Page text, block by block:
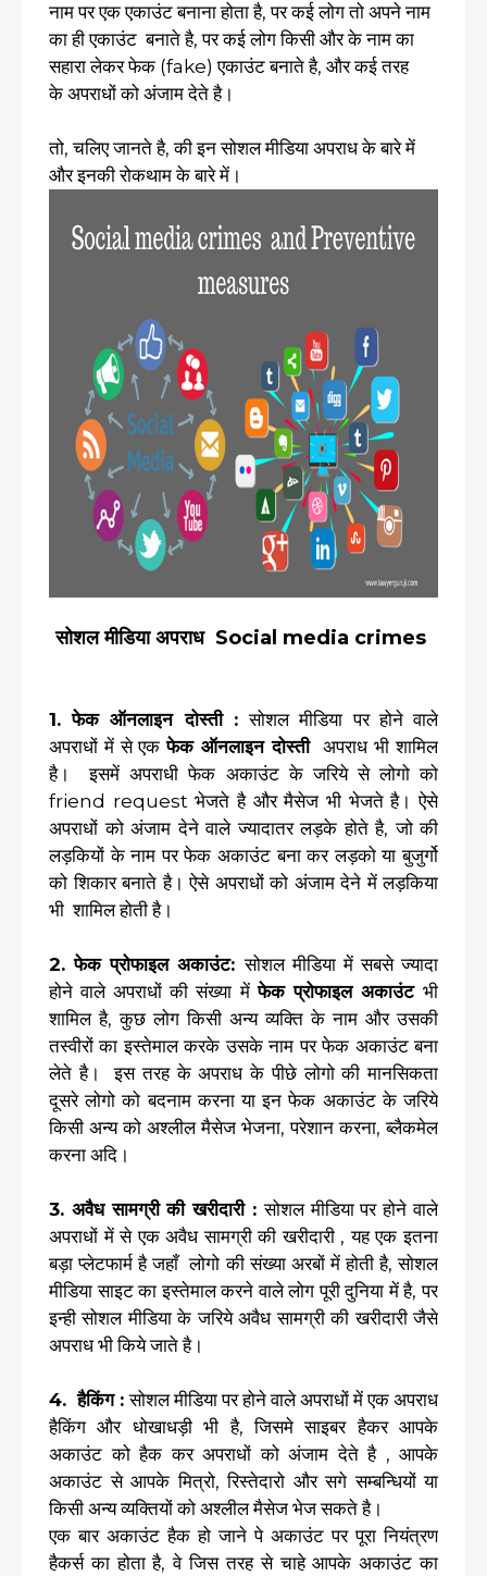
नाम पर एक एकाउंट बनाना होता है, पर कई लोग तो अपने नाम
का ही एकाउंट बनाते है, पर कई लोग किसी और के नाम का
सहारा लेकर फेक (fake) एकाउंट बनाते है, और कई तरह
के अपराधों को अंजाम देते है।
तो, चलिए जानते है, की इन सोशल मीडिया अपराध के बारे में
और इनकी रोकथाम के बारे में।
सोशल मीडिया अपराध Social media crimes
1. फेक ऑनलाइन दोस्ती :सोशल मीडिया पर होने वाले
अपराधों में से एकफेक ऑनलाइन दोस्ती अपराध भी शामिल
है। इसमें अपराधी फेक अकाउंट के जरिये से लोगो को
friend request भेजते है और मैसेज भी भेजते है। ऐसे
अपराधों को अंजाम देने वाले ज्यादातर लड़के होते है, जो की
लड़कियों के नाम पर फेक अकाउंट बना कर लड़को या बुजुर्गो
को शिकार बनाते है। ऐसे अपराधों को अंजाम देने में लड़किया
भी शामिल होती है।
2. फेक प्रोफाइल अकाउंट:सोशल मीडिया में सबसे ज्यादा
होने वाले अपराधों की संख्या मेंफेक प्रोफाइल अकाउंटभी
शामिल है, कुछ लोग किसी अन्य व्यक्ति के नाम और उसकी
तस्वीरों का इस्तेमाल करके उसके नाम पर फेक अकाउंट बना
लेते है। इस तरह के अपराध के पीछे लोगो की मानसिकता
दूसरे लोगो को बदनाम करना या इन फेक अकाउंट के जरिये
किसी अन्य को अश्लील मैसेज भेजना, परेशान करना, ब्लैकमेल
करना अदि।
3. अवैध सामग्री की खरीदारी :सोशल मीडिया पर होने वाले
अपराधों में से एक अवैध सामग्री की खरीदारी , यह एक इतना
बड़ा प्लेटफार्म है जहाँ लोगो की संख्या अरबों में होती है, सोशल
मीडिया साइट का इस्तेमाल करने वाले लोग पूरी दुनिया में है, पर
इन्ही सोशल मीडिया के जरिये अवैध सामग्री की खरीदारी जैसे
अपराध भी किये जाते है।
4. हैकिंग :सोशल मीडिया पर होने वाले अपराधों में एक अपराध
हैकिंग और धोखाधड़ी भी है, जिसमे साइबर हैकर आपके
अकाउंट को हैक कर अपराधों को अंजाम देते है , आपके
अकाउंट से आपके मित्रो, रिस्तेदारो और सगे सम्बन्धियों या
किसी अन्य व्यक्तियों को अश्लील मैसेज भेज सकते है।
एक बार अकाउंट हैक हो जाने पे अकाउंट पर पूरा नियंत्रण
हैकर्स का होता है, वे जिस तरह से चाहे आपके अकाउंट का